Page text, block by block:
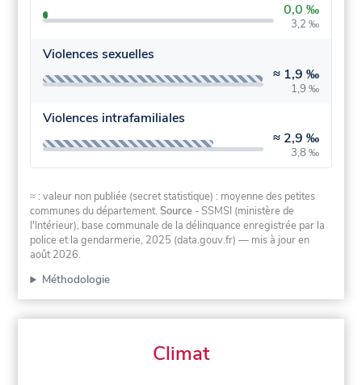
0,0 ‰
3,2 ‰
Violences sexuelles
≈ 1,9 ‰
1,9 ‰
Violences intrafamiliales
≈ 2,9 ‰
3,8 ‰
≈ : valeur non publiée (secret statistique) : moyenne des petites
communes du département.Source - SSMSI (ministère de
l'Intérieur), base communale de la délinquance enregistrée par la
police et la gendarmerie, 2025 (data.gouv.fr) — mis à jour en
août 2026.
Méthodologie
Climat